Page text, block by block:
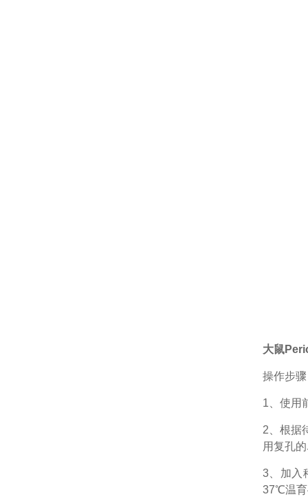
大鼠
操作步
1、 使用
2、根据
用复孔
3、加入
37℃温育